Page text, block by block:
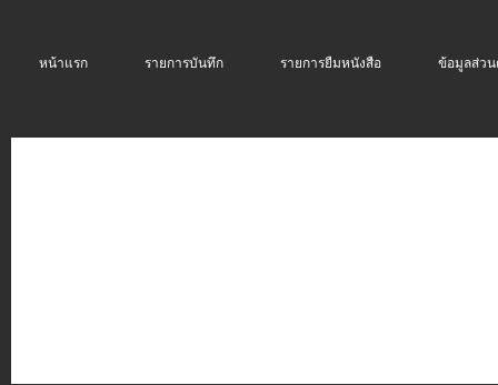
หน้าแรก รายการบันทึก รายการยืมหนังสือ ข้อมูลส่ว